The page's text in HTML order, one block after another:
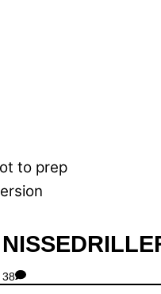
to prep
38